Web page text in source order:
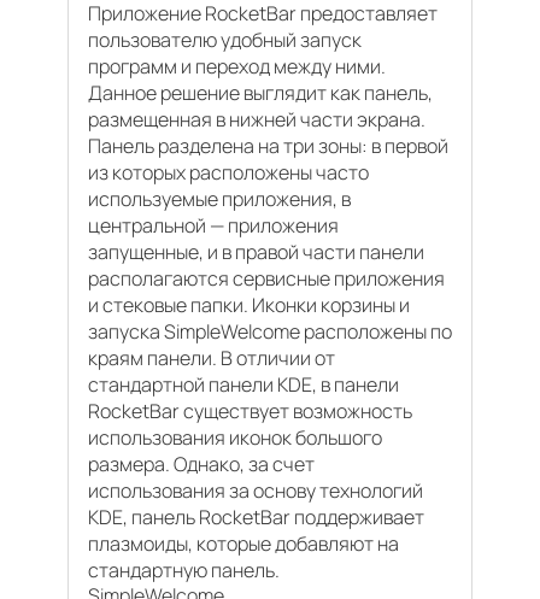
Приложение RocketBar предоставляет
пользователю удобный запуск
программ и переход между ними.
Данное решение выглядит как панель,
размещенная в нижней части экрана.
Панель разделена на три зоны: в первой
из которых расположены часто
используемые приложения, в
центральной — приложения
запущенные, и в правой части панели
располагаются сервисные приложения
и стековые папки. Иконки корзины и
запуска SimpleWelcome расположены по
краям панели. В отличии от
стандартной панели KDE, в панели
RocketBar существует возможность
использования иконок большого
размера. Однако, за счет
использования за основу технологий
KDE, панель RocketBar поддерживает
плазмоиды, которые добавляют на
стандартную панель.